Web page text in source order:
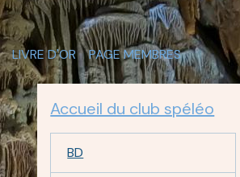
LIVRE D'OR PAGE MEMBRES
Accueil du club spéléo
BD